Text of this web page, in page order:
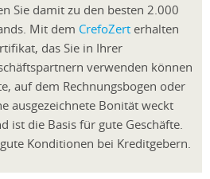
Sie damit zu den besten 2.000
Mit dem CrefoZert erhalten
das Sie in Ihrer
verwenden können
auf dem Rechnungsbogen oder
ausgezeichnete Bonität weckt
ist die Basis für gute Geschäfte.
Konditionen bei Kreditgebern.